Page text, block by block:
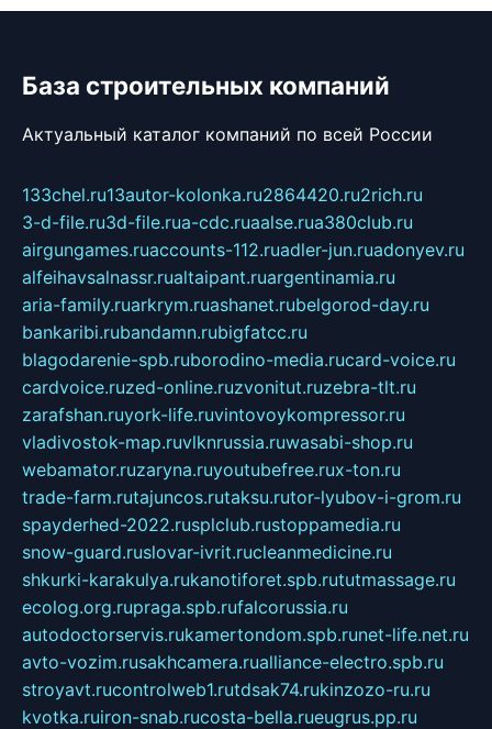
База строительных компаний
Актуальный каталог компаний по всей России
133chel.ru13autor-kolonka.ru2864420.ru2rich.ru
3-d-file.ru3d-file.rua-cdc.ruaalse.rua380club.ru
airgungames.ruaccounts-112.ruadler-jun.ruadonyev.ru
alfeihavsalnassr.rualtaipant.ruargentinamia.ru
aria-family.ruarkrym.ruashanet.rubelgorod-day.ru
bankaribi.rubandamn.rubigfatcc.ru
blagodarenie-spb.ruborodino-media.rucard-voice.ru
cardvoice.ruzed-online.ruzvonitut.ruzebra-tlt.ru
zarafshan.ruyork-life.ruvintovoykompressor.ru
vladivostok-map.ruvlknrussia.ruwasabi-shop.ru
webamator.ruzaryna.ruyoutubefree.rux-ton.ru
trade-farm.rutajuncos.rutaksu.rutor-lyubov-i-grom.ru
spayderhed-2022.rusplclub.rustoppamedia.ru
snow-guard.ruslovar-ivrit.rucleanmedicine.ru
shkurki-karakulya.rukanotiforet.spb.rututmassage.ru
ecolog.org.rupraga.spb.rufalcorussia.ru
autodoctorservis.rukamertondom.spb.runet-life.net.ru
avto-vozim.rusakhcamera.rualliance-electro.spb.ru
stroyavt.rucontrolweb1.rutdsak74.rukinzozo-ru.ru
kvotka.ruiron-snab.rucosta-bella.rueugrus.pp.ru